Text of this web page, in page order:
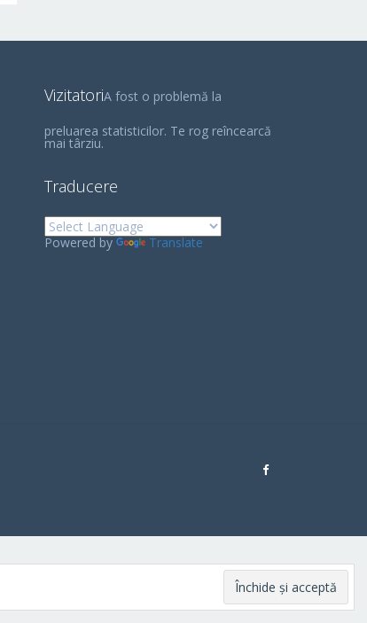
VizitatoriA fost o problemă la
preluarea statisticilor. Te rog reîncearcă
mai târziu.
Traducere
Powered by Translate